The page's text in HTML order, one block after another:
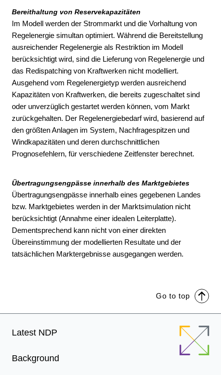
Bereithaltung von Reservekapazitäten
Im Modell werden der Strommarkt und die Vorhaltung von
Regelenergie simultan optimiert. Während die Bereitstellung
ausreichender Regelenergie als Restriktion im Modell
berücksichtigt wird, sind die Lieferung von Regelenergie und
das Redispatching von Kraftwerken nicht modelliert.
Ausgehend vom Regelenergietyp werden ausreichend
Kapazitäten von Kraftwerken, die bereits zugeschaltet sind
oder unverzüglich gestartet werden können, vom Markt
zurückgehalten. Der Regelenergiebedarf wird, basierend auf
den größten Anlagen im System, Nachfragespitzen und
Windkapazitäten und deren durchschnittlichen
Prognosefehlern, für verschiedene Zeitfenster berechnet.
Übertragungsengpässe innerhalb des Marktgebietes
Übertragungsengpässe innerhalb eines gegebenen Landes
bzw. Marktgebietes werden in der Marktsimulation nicht
berücksichtigt (Annahme einer idealen Leiterplatte).
Dementsprechend kann nicht von einer direkten
Übereinstimmung der modellierten Resultate und der
tatsächlichen Marktergebnisse ausgegangen werden.
Go to top
Footer
Latest NDP
Background